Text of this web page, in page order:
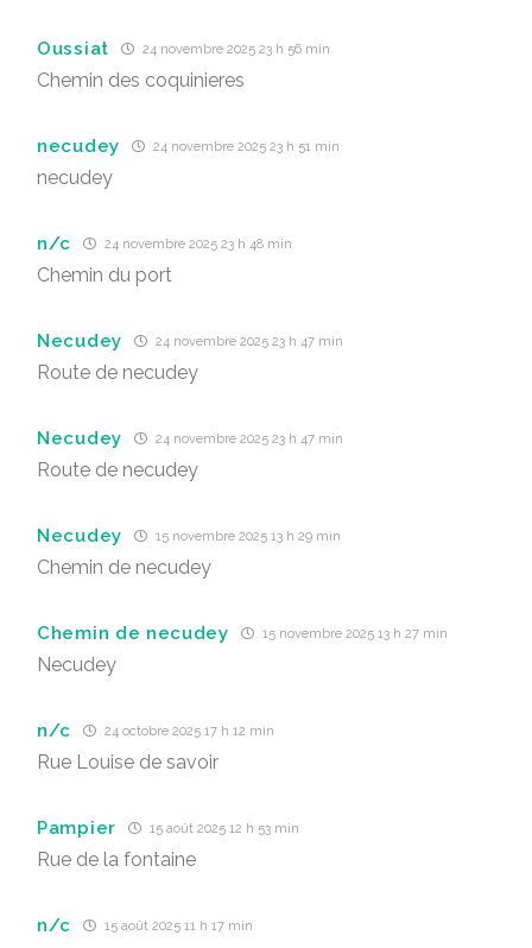
Oussiat 24 novembre 2025 23 h 56 min
Chemin des coquinieres
necudey 24 novembre 2025 23 h 51 min
necudey
n/c 24 novembre 2025 23 h 48 min
Chemin du port
Necudey 24 novembre 2025 23 h 47 min
Route de necudey
Necudey 24 novembre 2025 23 h 47 min
Route de necudey
Necudey 15 novembre 2025 13 h 29 min
Chemin de necudey
Chemin de necudey 15 novembre 2025 13 h 27 min
Necudey
n/c 24 octobre 2025 17 h 12 min
Rue Louise de savoir
Pampier 15 août 2025 12 h 53 min
Rue de la fontaine
n/c 15 août 2025 11 h 17 min